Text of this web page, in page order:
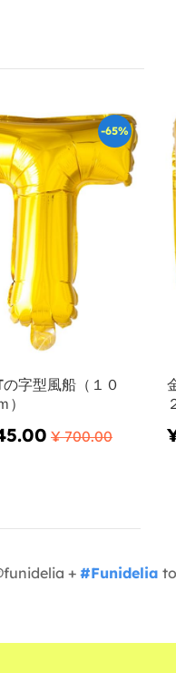
-65%
字型風船（１０
）
¥ 700.00
+ #Funidelia